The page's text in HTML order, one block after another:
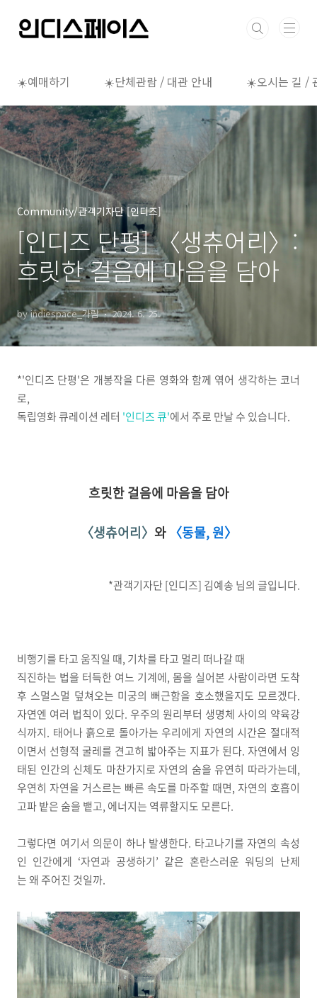
☀️예매하기 ☀️단체관람 / 대관 안내 ☀️오시는 길 /
Community/관객기자단 [인디즈]
[인디즈 단평] 〈생츄어리〉:
흐릿한 걸음에 마음을 담아
by indiespace_가람 2024. 6. 25.
*'인디즈 단평'은 개봉작을 다른 영화와 함께 엮어 생각하는 코너
로,
독립영화 큐레이션 레터 '인디즈 큐'에서 주로 만날 수 있습니다.
흐릿한 걸음에 마음을 담아
〈생츄어리〉 와 〈동물, 원〉
*관객기자단 [인디즈] 김예송 님의 글입니다.
비행기를 타고 움직일 때, 기차를 타고 멀리 떠나갈 때
직진하는 법을 터득한 여느 기계에, 몸을 실어본 사람이라면 도착
후 스멀스멀 덮쳐오는 미궁의 뻐근함을 호소했을지도 모르겠다.
자연엔 여러 법칙이 있다. 우주의 원리부터 생명체 사이의 약육강
식까지. 태어나 흙으로 돌아가는 우리에게 자연의 시간은 절대적
이면서 선형적 굴레를 견고히 밟아주는 지표가 된다. 자연에서 잉
태된 인간의 신체도 마찬가지로 자연의 숨을 유연히 따라가는데,
우연히 자연을 거스르는 빠른 속도를 마주할 때면, 자연의 호흡이
고파 밭은 숨을 뱉고, 에너지는 역류할지도 모른다.
그렇다면 여기서 의문이 하나 발생한다. 타고나기를 자연의 속성
인 인간에게 ‘자연과 공생하기’ 같은 혼란스러운 워딩의 난제
는 왜 주어진 것일까.